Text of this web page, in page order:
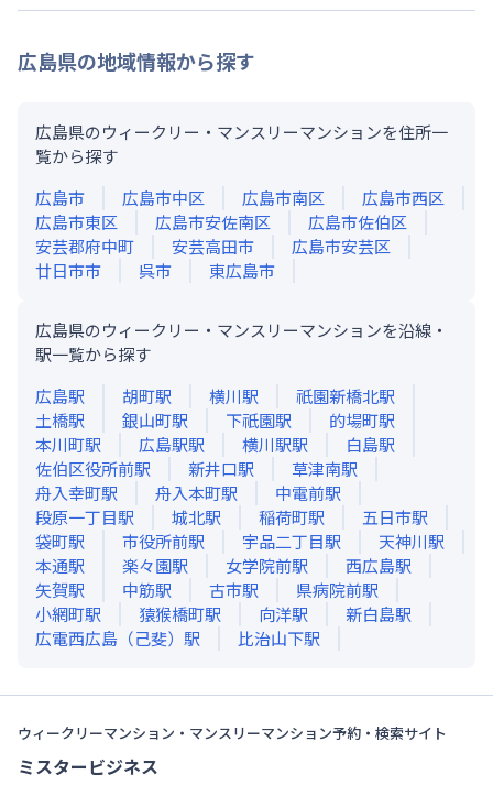
広島県の地域情報から探す
広島県のウィークリー・マンスリーマンションを住所一
覧から探す
広島市
広島市中区 広島市南区
広島市西区
広島市東区
広島市安佐南区
広島市佐伯区
安芸郡府中町
安芸高田市
広島市安芸区
廿日市市
呉市 東広島市
広島県のウィークリー・マンスリーマンションを沿線・
駅一覧から探す
広島駅 胡町駅 横川駅 祇園新橋北駅
土橋駅 銀山町駅 下祇園駅 的場町駅
本川町駅 広島駅駅 横川駅駅 白島駅
佐伯区役所前駅 新井口駅 草津南駅
舟入幸町駅 舟入本町駅 中電前駅
段原一丁目駅 城北駅 稲荷町駅 五日市駅
袋町駅 市役所前駅 宇品二丁目駅 天神川駅
本通駅 楽々園駅 女学院前駅 西広島駅
矢賀駅 中筋駅 古市駅 県病院前駅
小網町駅 猿猴橋町駅 向洋駅 新白島駅
広電西広島（己斐） 駅 比治山下駅
ウィークリーマンション・マンスリーマンション予約・検索サイト
ミスタービジネス